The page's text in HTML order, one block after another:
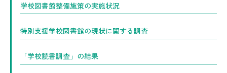
学校図書館整備施策の実施状況
特別支援学校図書館の現状に関する調査
「学校読書調査」の結果